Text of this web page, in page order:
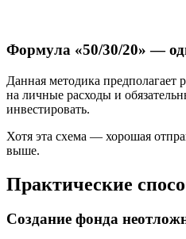
Формула «50/30/20» —
Данная методика
на личные расходы и
инвестировать.
Хотя эта схема — хорошая
выше.
Практические
Создание фонда